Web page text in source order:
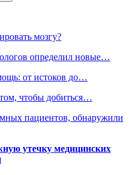
мозгу?
определил новые…
от истоков до…
чтобы добиться…
пациентов, обнаружили
утечку медицинских